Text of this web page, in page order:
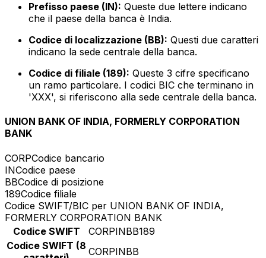
Prefisso paese (IN): Queste due lettere indicano
che il paese della banca è India.
Codice di localizzazione (BB): Questi due caratteri
indicano la sede centrale della banca.
Codice di filiale (189): Queste 3 cifre specificano
un ramo particolare. I codici BIC che terminano in
'XXX', si riferiscono alla sede centrale della banca.
UNION BANK OF INDIA, FORMERLY CORPORATION
BANK
CORPCodice bancario
INCodice paese
BBCodice di posizione
189Codice filiale
Codice SWIFT/BIC per UNION BANK OF INDIA,
FORMERLY CORPORATION BANK
Codice SWIFT
CORPINBB189
Codice SWIFT (8 CORPINBB